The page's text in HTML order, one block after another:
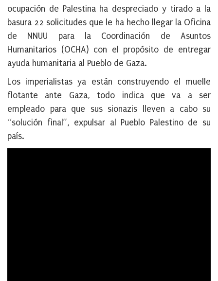
ocupación de Palestina ha despreciado y tirado a la
basura 22 solicitudes que le ha hecho llegar la Oficina
de NNUU para la Coordinación de Asuntos
Humanitarios (OCHA) con el propósito de entregar
ayuda humanitaria al Pueblo de Gaza.
Los imperialistas ya están construyendo el muelle
flotante ante Gaza, todo indica que va a ser
empleado para que sus sionazis lleven a cabo su
“solución final”, expulsar al Pueblo Palestino de su
país.